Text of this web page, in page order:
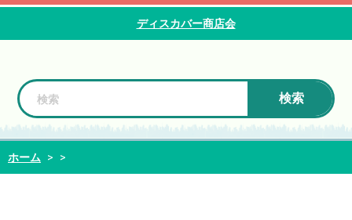
ディスカバー商店会
検索
ホーム > >